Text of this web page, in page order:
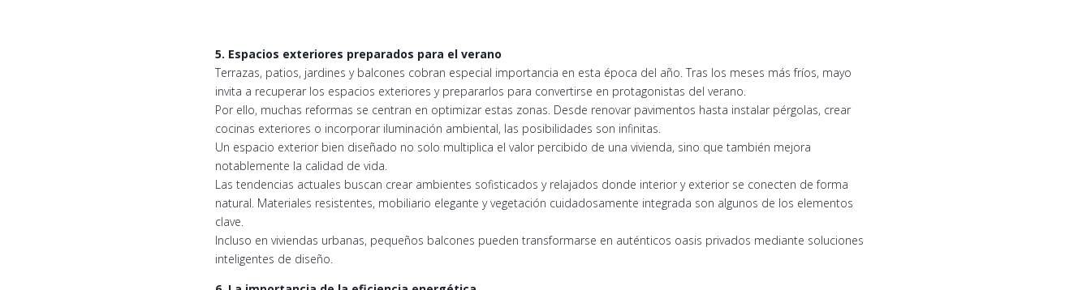
5. Espacios exteriores preparados para el verano
Terrazas, patios, jardines y balcones cobran especial importancia en esta época del año. Tras los meses más fríos, mayo
invita a recuperar los espacios exteriores y prepararlos para convertirse en protagonistas del verano.
Por ello, muchas reformas se centran en optimizar estas zonas. Desde renovar pavimentos hasta instalar pérgolas, crear
cocinas exteriores o incorporar iluminación ambiental, las posibilidades son infinitas.
Un espacio exterior bien diseñado no solo multiplica el valor percibido de una vivienda, sino que también mejora
notablemente la calidad de vida.
Las tendencias actuales buscan crear ambientes sofisticados y relajados donde interior y exterior se conecten de forma
natural. Materiales resistentes, mobiliario elegante y vegetación cuidadosamente integrada son algunos de los elementos
clave.
Incluso en viviendas urbanas, pequeños balcones pueden transformarse en auténticos oasis privados mediante soluciones
inteligentes de diseño.